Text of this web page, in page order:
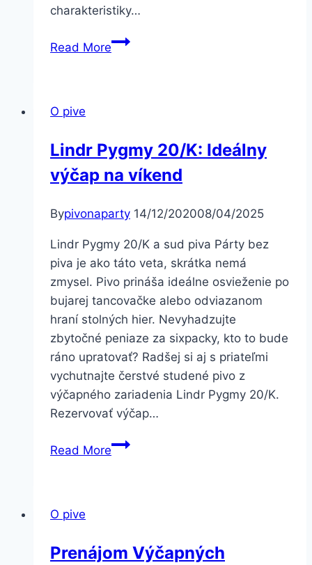
charakteristiky…
Read MoreOchutnajte
O pive
Lindr Pygmy 20/K: Ideálny
výčap na víkend
Bypivonaparty 14/12/202008/04/2025
Lindr Pygmy 20/K a sud piva Párty bez
piva je ako táto veta, skrátka nemá
zmysel. Pivo prináša ideálne osvieženie po
bujarej tancovačke alebo odviazanom
hraní stolných hier. Nevyhadzujte
zbytočné peniaze za sixpacky, kto to bude
ráno upratovať? Radšej si aj s priateľmi
vychutnajte čerstvé studené pivo z
výčapného zariadenia Lindr Pygmy 20/K.
Rezervovať výčap…
Read MoreLindr
víkend
O pive
Prenájom Výčapných